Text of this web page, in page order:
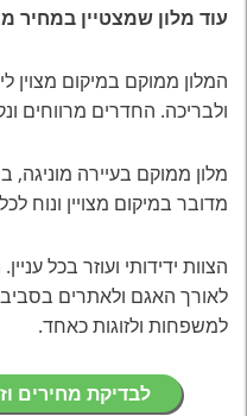
עוד מלון שמצטיין במחיר
המלון ממוקם במיקום מצוין
ולבריכה. החדרים מרווחים
מלון ממוקם בעיירה
מדובר במיקום מצויין ונוח
הצוות ידידותי ועוזר בכל
לאורך האגם ולאתרים
למשפחות ולזוגות כאחד.
לבדיקת מחירים